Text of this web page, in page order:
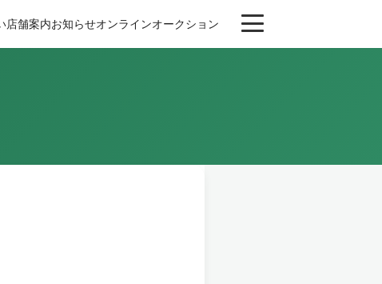
店舗案内お知らせオンラインオークション